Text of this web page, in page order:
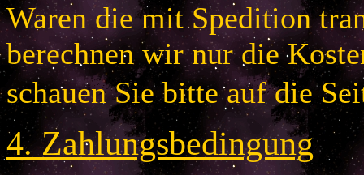
Waren die mit Spedition
berechnen wir nur die
schauen Sie bitte auf die
4.Zahlungsbedingung